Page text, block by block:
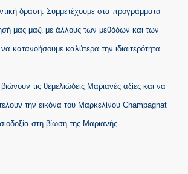
δράση. Συμμετέχουμε στα προγράμματα
μας μαζί με άλλους των μεθόδων και των
κατανοήσουμε καλύτερα την ιδιαιτερότητα
τις θεμελιώδεις Μαριανές αξίες και να
την εικόνα του Μαρκελίνου Champagnat
στη βίωση της Μαριανής